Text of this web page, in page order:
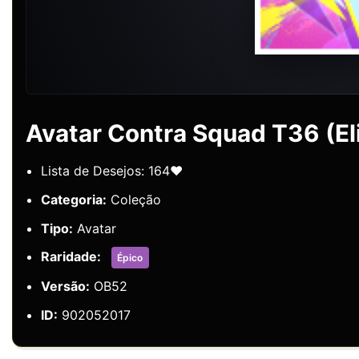
Avatar Contra Squad T36
Lista de Desejos: 164❤️
Categoria: Coleção
Tipo: Avatar
Raridade:
Épico
Versão: OB52
ID: 902052017